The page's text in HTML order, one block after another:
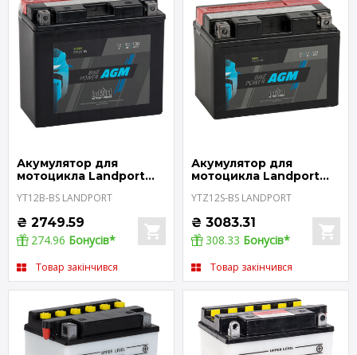
Акумулятор для
мотоцикла Landport
YT12B-BS LANDPORT
₴ 2749.59
274.96 Бонусів*
Товар закінчився
Акумулятор для
мотоцикла Landport
YTZ12S-BS LANDPORT
₴ 3083.31
308.33 Бонусів*
Товар закінчився